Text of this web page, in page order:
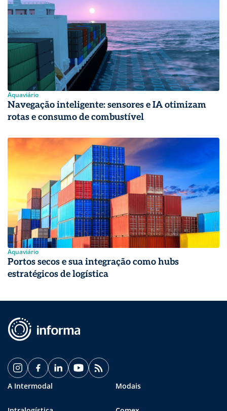
Aquaviário
Navegação inteligente: sensores e IA otimizam
rotas e consumo de combustível
Aquaviário
Portos secos e sua integração como hubs
estratégicos de logística
A Intermodal Modais